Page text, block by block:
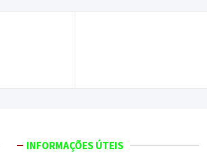
INFORMAÇÕES ÚTEIS